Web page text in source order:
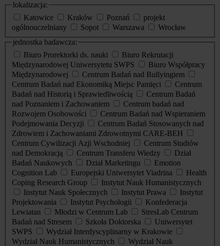
lokalizacja:
Katowice
Kraków Poznań
projekt
ogólnouczelniany
Sopot Warszawa
Wrocław
jednostka badawcza:
Biuro Prorektorki ds. nauki
Biuro Rekrutacji
Międzynarodowej Uniwersytetu SWPS
Biuro Współpracy
Międzynarodowej
Centrum Badań nad Bullyingiem
Centrum Badań nad Ekonomiką Miejsc Pamięci
Centrum
Badań nad Historią i Sprawiedliwością
Centrum Badań
nad Poznaniem i Zachowaniem
Centrum badań nad
Rozwojem Osobowości
Centrum Badań nad Wspieraniem
Podejmowania Decyzji
Centrum Badań Stosowanych nad
Zdrowiem i Zachowaniami Zdrowotnymi CARE-BEH
Centrum Cywilizacji Azji Wschodniej
Centrum Studiów
nad Demokracją
Centrum Transferu Wiedzy
Dział
Badań Naukowych
Dział Marketingu
Emotion
Cognition Lab
Europejski Uniwersytet Viadrina
Health
Coping Research Group
Instytut Nauk Humanistycznych
Instytut Nauk Społecznych
Instytut Prawa
Instytut
Projektowania
Instytut Psychologii
Konfederacja
Lewiatan
Młodzi w Centrum Lab
StresLab Centrum
Badań nad Stresem
Szkoła Doktorska
Uniwersytet
SWPS
Wydział Interdyscyplinarny w Krakowie
Wydział Nauk Humanistycznych
Wydział Nauk